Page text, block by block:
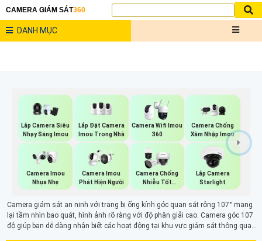
CAMERA GIÁM SÁT360
DANH MỤC
Lắp Camera Siêu
Nhạy Sáng Imou
Lắp Đặt Camera
Imou Trong Nhà
Camera Wifi Imou
360
Camera Chống
Xâm Nhập Imou
Camera Imou
Nhụa Nhẹ
Camera Imou
Phát Hiện Người
Camera Chống
Nhiễu Tốt
Vantech
Lắp Camera
Starlight
Camera giám sát an ninh với trang bị ống kính góc quan sát rộng 107° mang
lại tầm nhìn bao quát, hình ảnh rõ ràng với độ phân giải cao. Camera góc 107
độ giúp bạn dễ dàng nhận biết các hoạt động tại khu vực giám sát thông qua